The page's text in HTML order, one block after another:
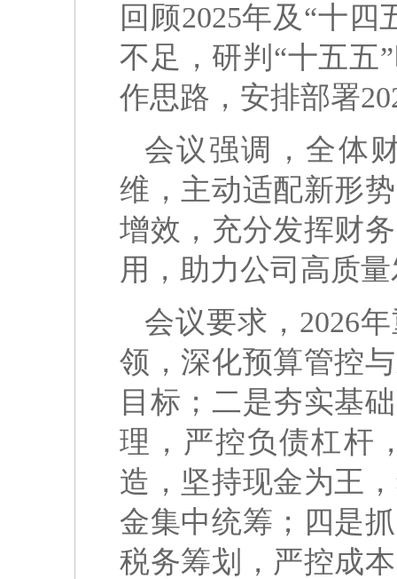
回顾2025年及“十
不足，研判“十五五
作思路，安排部署
会议强调，全体
维，主动适配新形
增效，充分发挥财
用，助力公司高质
会议要求，2026
领，深化预算管控
目标；二是夯实基
理，严控负债杠杆
造，坚持现金为王
金集中统筹；四是
税务筹划，严控成